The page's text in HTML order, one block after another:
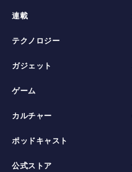
連載
テクノロジー
ガジェット
ゲーム
カルチャー
ポッドキャスト
公式ストア